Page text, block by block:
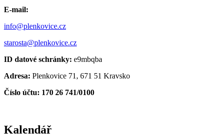
E-mail:
info@plenkovice.cz
starosta@plenkovice.cz
ID datové schránky: e9mbqba
Adresa: Plenkovice 71, 671 51 Kravsko
Číslo účtu: 170 26 741/0100
Kalendář